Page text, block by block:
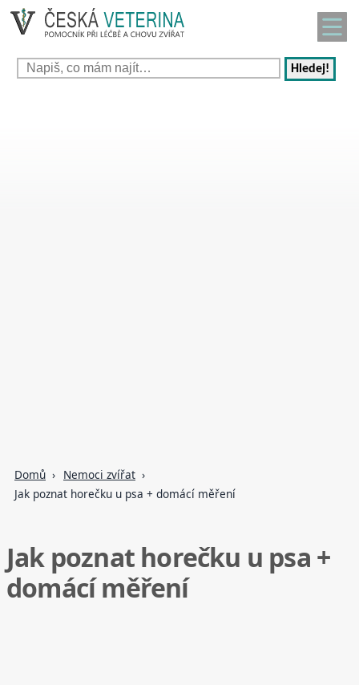
Hledej!
Domů
Nemoci zvířat
Jak poznat horečku u psa + domácí měření
Jak poznat horečku u psa +
domácí měření